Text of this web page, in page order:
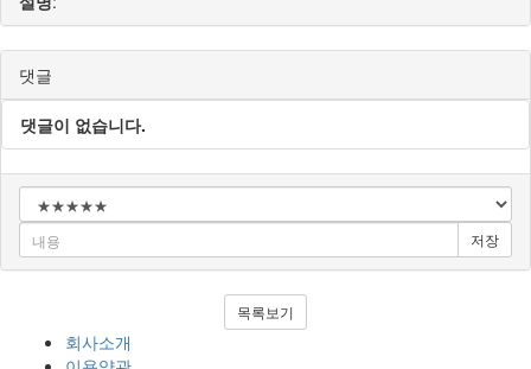
댓글
댓글이 없습니다.
저장
목록보기
회사소개